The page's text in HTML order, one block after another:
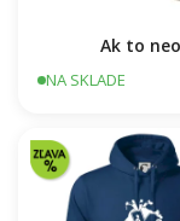
Ak to
NA SKLADE